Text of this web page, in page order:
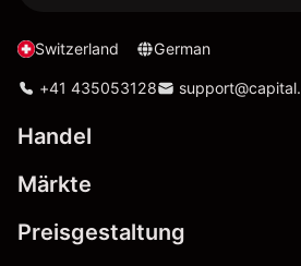
Switzerland German
+41 435053128
Handel
Märkte
Preisgestaltung